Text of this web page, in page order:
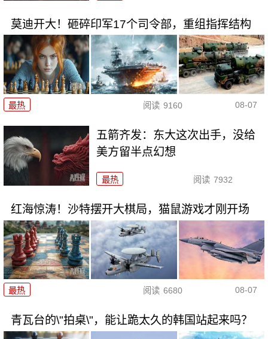
莫迪开大！砸碎印军17个司令部，重组指挥结构
最热 阅读 9160 08-07
五箭齐发：东大这次出手，没给
美方留半点幻想
最热 阅读 7932
红海惊涛！沙特摆开大棋局，猫鼠游戏才刚开场
最热 阅读 6680 08-07
青瓦台的\"拍桌\"，能让跪太久的韩国站起来吗？